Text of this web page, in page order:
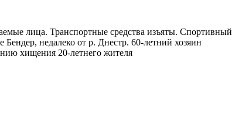
лица. Транспортные средства изъяты. Спортивный
недалеко от р. Днестр. 60-летний хозяин
хищения 20-летнего жителя